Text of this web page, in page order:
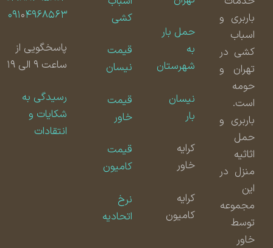
باربری و
اسباب
کشی در
تهران و
حومه
است.
باربری و
حمل
اثاثیه
منزل در
مجموعه
توسط
حمل بار
شهرستان
نیسان
کامیون
کشی
قیمت
نیسان
قیمت
قیمت
کامیون
اتحادیه
۰۹۱۰۴۹۶۸۵۶۳
پاسخگویی از
ساعت ۹ الی ۱۹
رسیدگی به
شکایات و
انتقادات